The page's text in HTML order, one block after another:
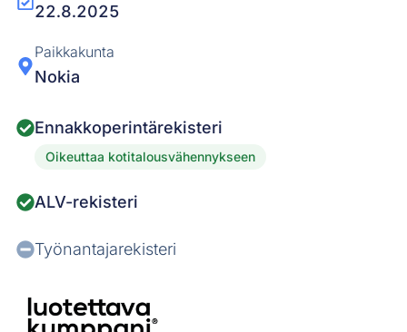
22.8.2025
Paikkakunta
Nokia
Ennakkoperintärekisteri
Oikeuttaa kotitalousvähennykseen
ALV-rekisteri
Työnantajarekisteri